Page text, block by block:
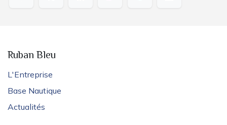
Ruban Bleu
L'Entreprise
Base Nautique
Actualités